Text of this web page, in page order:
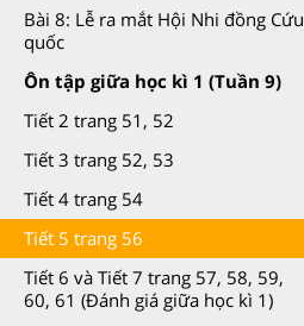
Bài 8: Lễ ra mắt Hội Nhi đồng Cứu
quốc
Ôn tập giữa học kì 1 (Tuần 9)
Tiết 2 trang 51, 52
Tiết 3 trang 52, 53
Tiết 4 trang 54
Tiết 5 trang 56
Tiết 6 và Tiết 7 trang 57, 58, 59,
60, 61 (Đánh giá giữa học kì 1)